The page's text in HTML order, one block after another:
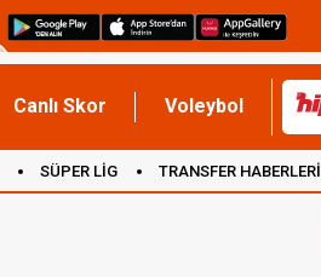
Canlı Skor Voleybol
SÜPER LİG TRANSFER HABERLERİ